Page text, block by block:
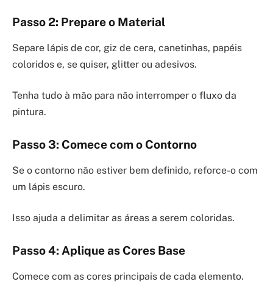
Passo 2: Prepare o Material
Separe lápis de cor, giz de cera, canetinhas, papéis
coloridos e, se quiser, glitter ou adesivos.
Tenha tudo à mão para não interromper o fluxo da
pintura.
Passo 3: Comece com o Contorno
Se o contorno não estiver bem definido, reforce-o com
um lápis escuro.
Isso ajuda a delimitar as áreas a serem coloridas.
Passo 4: Aplique as Cores Base
Comece com as cores principais de cada elemento.